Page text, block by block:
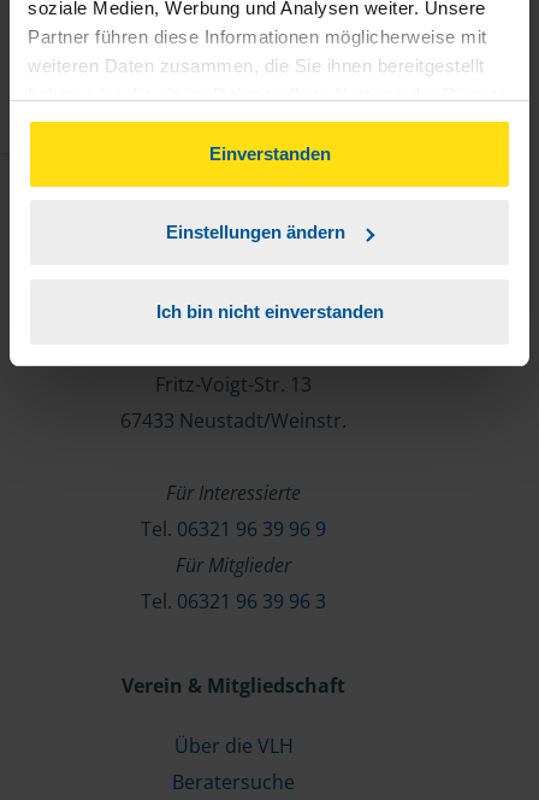
soziale Medien, Werbung und Analysen weiter. Unsere
Partner führen diese Informationen möglicherweise mit
weiteren Daten zusammen, die Sie ihnen bereitgestellt
gesammelt haben. Indem Sie auf Einverstanden klicken,
können Sie der Verwendung von Cookies, gemäß
unserer
Einverstanden
Einstellungen ändern
Ich bin nicht einverstanden
Lohnsteuerhilfeverein
Fritz-Voigt-Str. 13
67433 Neustadt/Weinstr.
Für Interessierte
Tel. 06321 96 39 96 9
Für Mitglieder
Tel. 06321 96 39 96 3
Verein & Mitgliedschaft
Über die VLH
Beratersuche